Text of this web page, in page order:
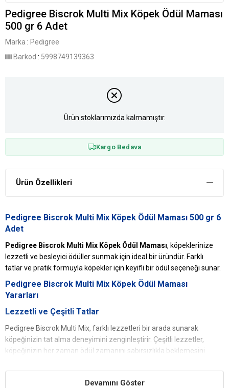
Pedigree Biscrok Multi Mix Köpek Ödül Maması
500 gr 6 Adet
Marka : Pedigree
Barkod : 5998749139363
Ürün stoklarımızda kalmamıştır.
Kargo Bedava
Ürün Özellikleri
Pedigree Biscrok Multi Mix Köpek Ödül Maması 500 gr 6
Adet
Pedigree Biscrok Multi Mix Köpek Ödül Maması, köpeklerinize
lezzetli ve besleyici ödüller sunmak için ideal bir üründür. Farklı
tatlar ve pratik formuyla köpekler için keyifli bir ödül seçeneği sunar.
Pedigree Biscrok Multi Mix Köpek Ödül Maması
Yararları
Lezzetli ve Çeşitli Tatlar
Pedigree Biscrok Multi Mix, farklı lezzetleri bir arada sunarak
köpeğinizin tat alma deneyimini zenginleştirir. Çeşitli lezzetler,
köpeğinizin her zaman ödül zamanını sabırsızlıkla beklemesini
Yüksek Kaliteli İçerikDevamını Göster